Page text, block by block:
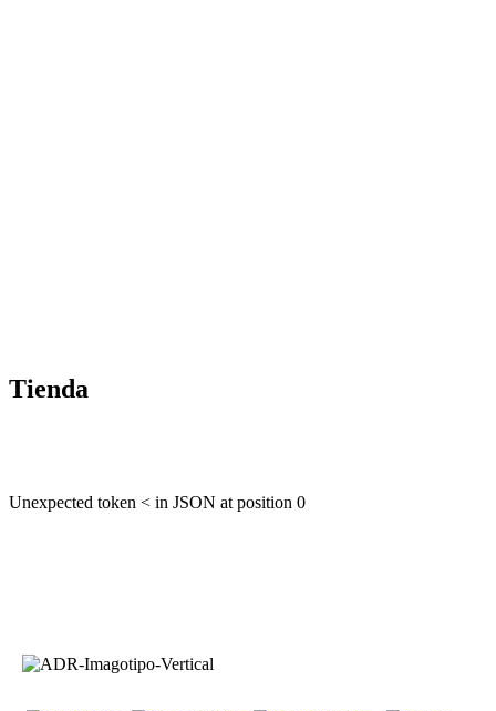
Tienda
Unexpected token < in JSON at position 0